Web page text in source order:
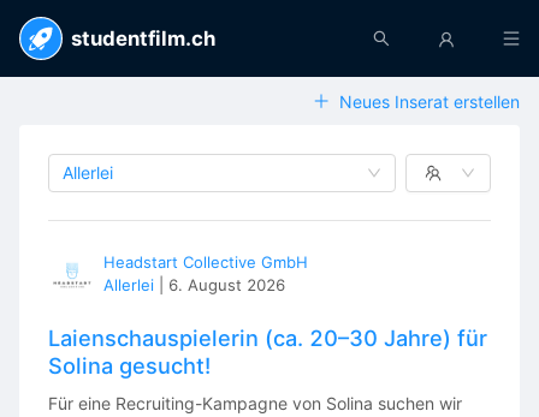
studentfilm.ch
Neues Inserat erstellen
Allerlei
Headstart Collective GmbH
Allerlei
6. August 2026
Laienschauspielerin (ca. 20–30 Jahre) für
Solina gesucht!
Für eine Recruiting-Kampagne von Solina suchen wir